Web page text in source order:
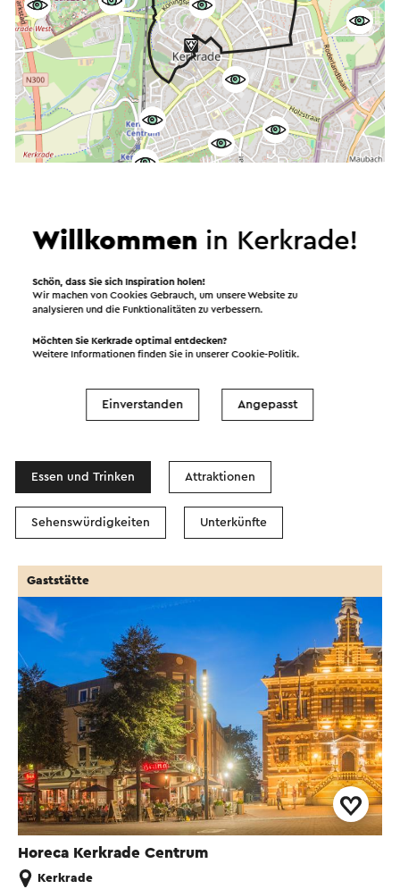
©OpenStreetMapcontributors
Filter anzeigen
In dem Gebiet
Essen und Trinken Attraktionen
Sehenswürdigkeiten Unterkünfte
Horeca Kerkrade Centrum
Gaststätte
Kerkrade
Willkommen in Kerkrade!
Schön, dass Sie sich Inspiration holen!
Wir machen von Cookies Gebrauch, um unsere Website zu
analysieren und die Funktionalitäten zu verbessern.
Möchten Sie Kerkrade optimal entdecken?
Weitere Informationen finden Sie in unsererCookie-Politik.
Einverstanden Angepasst